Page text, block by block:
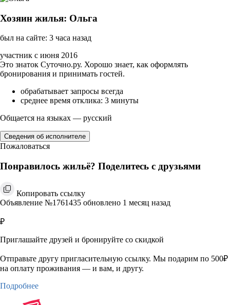
Хозяин жилья: Ольга
был на сайте: 3 часа назад
участник с июня 2016
Это знаток Суточно.ру. Хорошо знает, как оформлять
бронирования и принимать гостей.
обрабатывает запросы всегда
среднее время отклика: 3 минуты
Общается на языках — русский
Сведения об исполнителе
Пожаловаться
Понравилось жильё? Поделитесь с друзьями
Копировать ссылку
Объявление №1761435 обновлено 1 месяц назад
₽
Приглашайте друзей и бронируйте со скидкой
Отправьте другу пригласительную ссылку. Мы подарим по 500₽
на оплату проживания — и вам, и другу.
Подробнее